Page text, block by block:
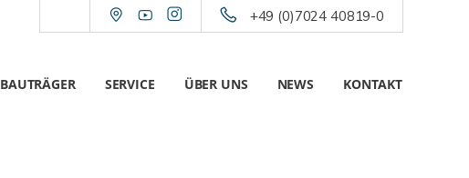
+49 (0)7024 40819-0
BAUTRÄGER SERVICE ÜBER UNS NEWS KONTAKT